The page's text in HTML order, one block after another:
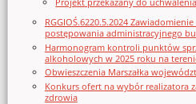
RGGIOŚ.6220.5.2024
postępowania administracyjnego
Harmonogram kontroli punktów
alkoholowych w 2025 roku na
Obwieszczenia Marszałka
Konkurs ofert na wybór realizatora
zdrowia